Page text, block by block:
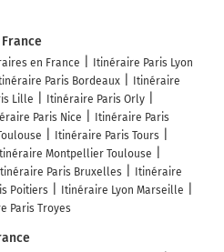
en France
Itinéraire Paris Lyon
Paris Bordeaux
Itinéraire
Lille
Itinéraire Paris Orly
Paris Nice
Itinéraire Paris
Itinéraire Paris Tours
Itinéraire Montpellier Toulouse
Itinéraire Paris Bruxelles
Itinéraire
Poitiers
Itinéraire Lyon Marseille
Paris Troyes